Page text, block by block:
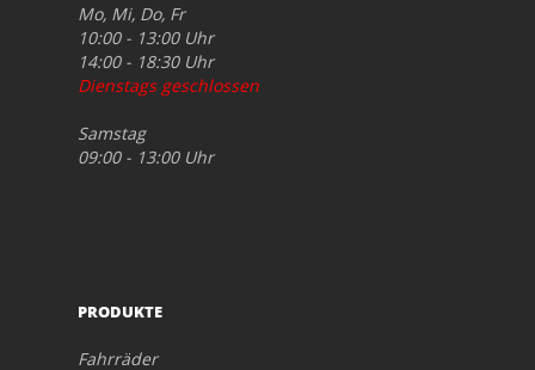
Mo, Mi, Do, Fr
10:00 - 13:00 Uhr
14:00 - 18:30 Uhr
Dienstags geschlossen
Samstag
09:00 - 13:00 Uhr
PRODUKTE
Fahrräder